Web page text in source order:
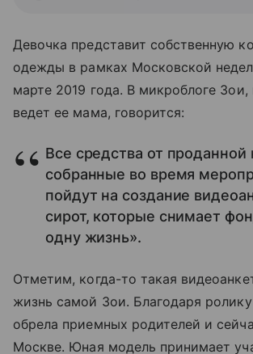
Девочка представит собственную
одежды в рамках Московской
марте 2019 года. В микроблоге
ведет ее мама, говорится:
Все средства от проданной
собранные во время
пойдут на создание
сирот, которые снимает
одну жизнь».
Отметим, когда-то такая
жизнь самой Зои. Благодаря
обрела приемных родителей и
Москве. Юная модель принимает